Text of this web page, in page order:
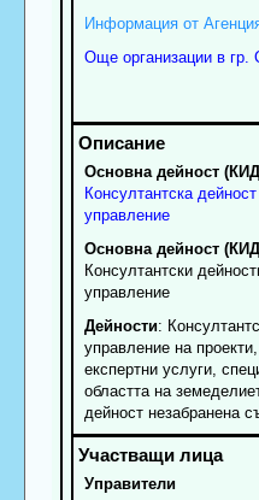
Информация от
Още организации в гр.
Основна дейност
Консултантска
управление
Основна дейност
Консултантски
управление
Дейности:
управление на
експертни услуги,
областта на
дейност незабранена
Управители